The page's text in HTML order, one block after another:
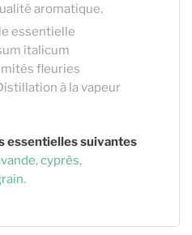
aromatique.
essentielle
italicum
fleuries
à la vapeur
essentielles suivantes
,cyprès,
.